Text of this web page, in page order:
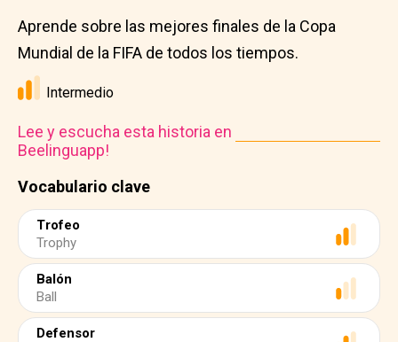
Vocabulario clave
Trofeo
Trophy
Balón
Ball
Defensor
Aprende sobre las mejores finales de la Copa
Mundial de la FIFA de todos los tiempos.
Intermedio
Lee y escucha esta historia en
Beelinguapp!